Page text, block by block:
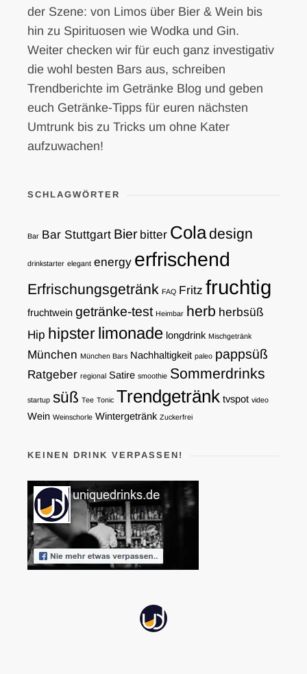
der Szene: von Limos über Bier & Wein bis
hin zu Spirituosen wie Wodka und Gin.
Weiter checken wir für euch ganz investigativ
die wohl besten Bars aus, schreiben
Trendberichte im Getränke Blog und geben
euch Getränke-Tipps für euren nächsten
Umtrunk bis zu Tricks um ohne Kater
aufzuwachen!
SCHLAGWÖRTER
Bar Bar Stuttgart Bier bitter Coladesign
drinkstarter elegant energy erfrischend
Erfrischungsgetränk FAQ Fritz fruchtig
fruchtwein getränke-test Heimbar herb herbsüß
Hip hipsterlimonade longdrink Mischgetränk
München München Bars Nachhaltigkeit paleo pappsüß
Ratgeber regional Satire smoothie Sommerdrinks
startup süß Tee Tonic Trendgetränk tvspot video
Wein Weinschorle Wintergetränk Zuckerfrei
KEINEN DRINK VERPASSEN!